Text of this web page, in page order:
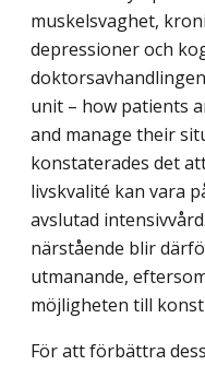
muskelsvaghet,
depressioner och
unit – how patients
and manage their
konstaterades det
livskvalité kan vara
avslutad
närstående blir
utmanande,
möjligheten till
För att förbättra